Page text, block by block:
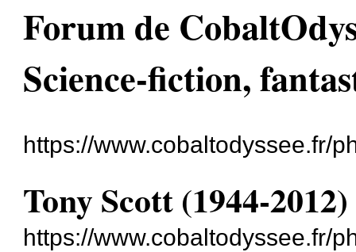
Forum de
Science-fiction,
https://www.cobaltodyssee.fr/
Tony Scott (1944-2012)
https://www.cobaltodyssee.fr/